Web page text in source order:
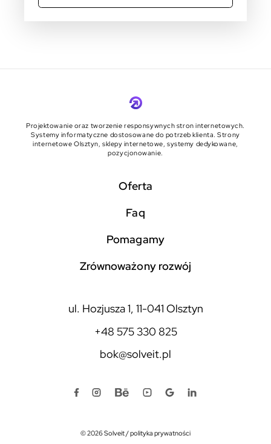
Projektowanie oraz tworzenie responsywnych stron internetowych.
Systemy informatyczne dostosowane do potrzeb klienta. Strony
internetowe Olsztyn, sklepy internetowe, systemy dedykowane,
pozycjonowanie.
Oferta
faq
pomagamy
zrównoważony rozwój
ul. Hozjusza 1, 11-041 Olsztyn
+48 575 330 825
bok@solveit.pl
© 2026 Solveit /polityka prywatności